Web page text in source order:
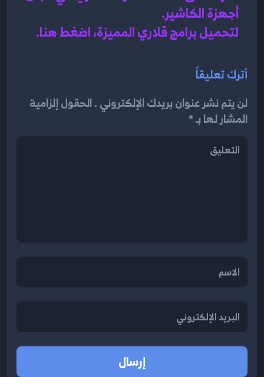
أجهزة الكاشير.
لتحميل برامج قلاري المميزة، اضغط هنا.
أترك تعليقاً
لن يتم نشر عنوان بريدك الإلكتروني . الحقول إلزامية
المشار لها بـ *
إرسال